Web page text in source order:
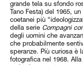
grande tela su sfondo
Tano Festa) del 1965,
coetanei più
della serie Compagni
degli uomini che
che probabilmente
speranze. Più curiosa è
fotografica nel 1968.